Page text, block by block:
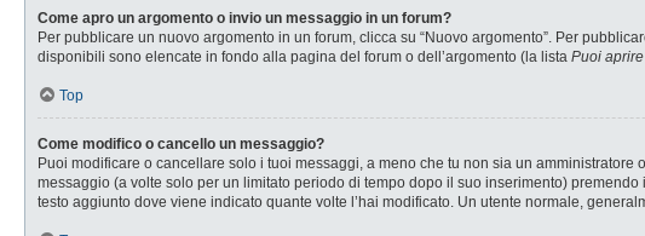
Come apro un argomento o invio un messaggio in un forum?
Per pubblicare un nuovo argomento in un forum, clicca su “Nuovo argomento”. Per
disponibili sono elencate in fondo alla pagina del forum o dell’argomento (la lista Puoi
Top
Come modifico o cancello un messaggio?
Puoi modificare o cancellare solo i tuoi messaggi, a meno che tu non sia un
messaggio (a volte solo per un limitato periodo di tempo dopo il suo inserimento) premendo
testo aggiunto dove viene indicato quante volte l’hai modificato. Un utente normale,